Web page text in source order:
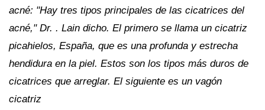
acné: "Hay tres tipos principales de las cicatrices del
acné," Dr. . Lain dicho. El primero se llama un cicatriz
picahielos, España, que es una profunda y estrecha
hendidura en la piel. Estos son los tipos más duros de
cicatrices que arreglar. El siguiente es un vagón
cicatriz